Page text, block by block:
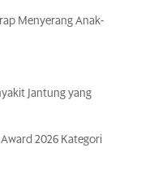
Menyerang Anak-
Jantung yang
2026 Kategori